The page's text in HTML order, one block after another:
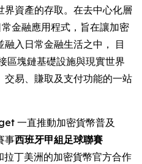
資產的存取。在去中心化層
金融應用程式，旨在讓加密
入日常金融生活之中， 目
區塊鏈基礎設施與現實世界
易、賺取及支付功能的一站
一直推動加密貨幣普及
事西班牙甲組足球聯賽
拉丁美洲的加密貨幣官方合作